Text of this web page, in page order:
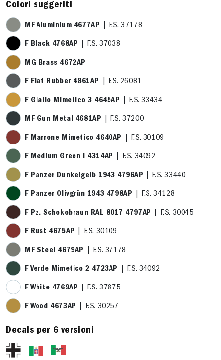
Colori suggeriti
MF Aluminium 4677AP | F.S. 37178
F Black 4768AP | F.S. 37038
MG Brass 4672AP
F Flat Rubber 4861AP | F.S. 26081
F Giallo Mimetico 3 4645AP | F.S. 33434
MF Gun Metal 4681AP | F.S. 37200
F Marrone Mimetico 4640AP | F.S. 30109
F Medium Green I 4314AP | F.S. 34092
F Panzer Dunkelgelb 1943 4796AP | F.S. 33440
F Panzer Olivgrün 1943 4798AP | F.S. 34128
F Pz. Schokobraun RAL 8017 4797AP | F.S. 30045
F Rust 4675AP | F.S. 30109
MF Steel 4679AP | F.S. 37178
F Verde Mimetico 2 4723AP | F.S. 34092
F White 4769AP | F.S. 37875
F Wood 4673AP | F.S. 30257
Decals per 6 versioni